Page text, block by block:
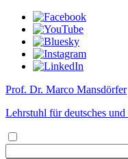
Prof. Dr. Marco Mansdörfer
Lehrstuhl für deutsches